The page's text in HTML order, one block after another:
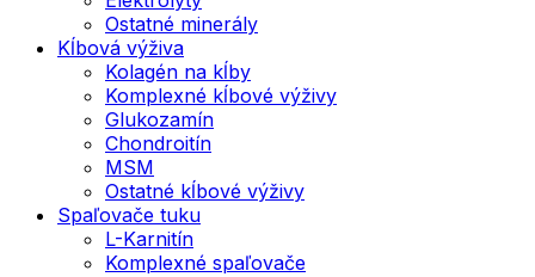
Ostatné minerály
Kĺbová výživa
Kolagén na kĺby
Komplexné kĺbové výživy
Glukozamín
Chondroitín
MSM
Ostatné kĺbové výživy
Spaľovače tuku
L-Karnitín
Komplexné spaľovače